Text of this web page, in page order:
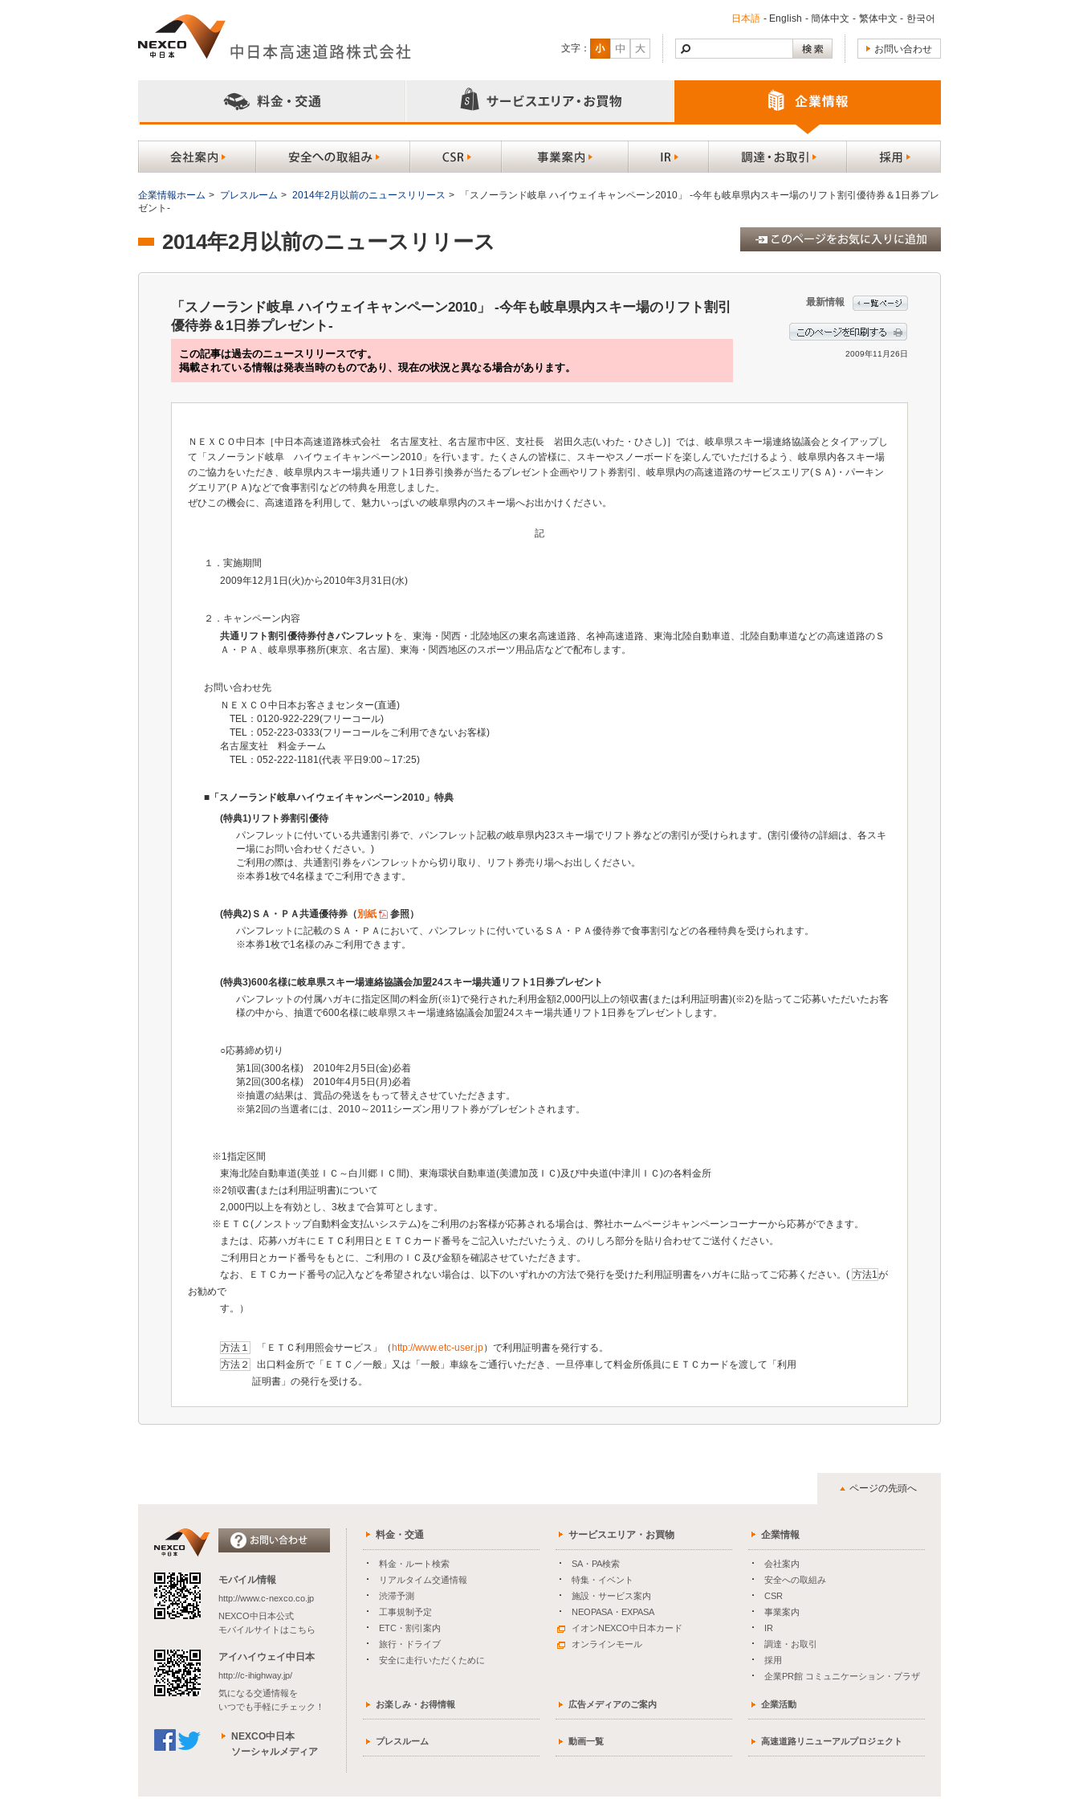
日本語 - English - 簡体中文 - 繁体中文 - 한국어
文字： お問い合わせ
企業情報ホーム > プレスルーム > 2014年2月以前のニュースリリース >
「スノーランド岐阜 ハイウェイキャンペーン2010」 -今年も岐阜県内スキー場のリフト割引優待券＆1日券プレ
ゼント-
2014年2月以前のニュースリリース
「スノーランド岐阜 ハイウェイキャンペーン2010」 -今年も岐阜県内スキー場のリフト割引
優待券＆1日券プレゼント-
この記事は過去のニュースリリースです。
掲載されている情報は発表当時のものであり、現在の状況と異なる場合があります。
最新情報
2009年11月26日
ＮＥＸＣＯ中日本［中日本高速道路株式会社 名古屋支社、名古屋市中区、支社長 岩田久志(いわた・ひさし)］では、岐阜県スキー場連絡協議会とタイアップし
て「スノーランド岐阜 ハイウェイキャンペーン2010」を行います。たくさんの皆様に、スキーやスノーボードを楽しんでいただけるよう、岐阜県内各スキー場
のご協力をいただき、岐阜県内スキー場共通リフト1日券引換券が当たるプレゼント企画やリフト券割引、岐阜県内の高速道路のサービスエリア(ＳＡ)・パーキン
グエリア(ＰＡ)などで食事割引などの特典を用意しました。
ぜひこの機会に、高速道路を利用して、魅力いっぱいの岐阜県内のスキー場へお出かけください。
記
１．実施期間
2009年12月1日(火)から2010年3月31日(水)
２．キャンペーン内容
共通リフト割引優待券付きパンフレット を、東海・関西・北陸地区の東名高速道路、名神高速道路、東海北陸自動車道、北陸自動車道などの高速道路のＳ
Ａ・ＰＡ、岐阜県事務所(東京、名古屋)、東海・関西地区のスポーツ用品店などで配布します。
お問い合わせ先
ＮＥＸＣＯ中日本お客さまセンター(直通)
TEL：0120-922-229(フリーコール)
TEL：052-223-0333(フリーコールをご利用できないお客様)
名古屋支社 料金チーム
TEL：052-222-1181(代表 平日9:00～17:25)
■「スノーランド岐阜ハイウェイキャンペーン2010」特典
(特典1)リフト券割引優待
パンフレットに付いている共通割引券で、パンフレット記載の岐阜県内23スキー場でリフト券などの割引が受けられます。(割引優待の詳細は、各スキ
ー場にお問い合わせください。)
ご利用の際は、共通割引券をパンフレットから切り取り、リフト券売り場へお出しください。
※本券1枚で4名様までご利用できます。
(特典2)ＳＡ・ＰＡ共通優待券（別紙
参照）
パンフレットに記載のＳＡ・ＰＡにおいて、パンフレットに付いているＳＡ・ＰＡ優待券で食事割引などの各種特典を受けられます。
※本券1枚で1名様のみご利用できます。
(特典3)600名様に岐阜県スキー場連絡協議会加盟24スキー場共通リフト1日券プレゼント
パンフレットの付属ハガキに指定区間の料金所(※1)で発行された利用金額2,000円以上の領収書(または利用証明書)(※2)を貼ってご応募いただいたお客
様の中から、抽選で600名様に岐阜県スキー場連絡協議会加盟24スキー場共通リフト1日券をプレゼントします。
○応募締め切り
第1回(300名様) 2010年2月5日(金)必着
第2回(300名様) 2010年4月5日(月)必着
※抽選の結果は、賞品の発送をもって替えさせていただきます。
※第2回の当選者には、2010～2011シーズン用リフト券がプレゼントされます。
※1指定区間
東海北陸自動車道(美並ＩＣ～白川郷ＩＣ間)、東海環状自動車道(美濃加茂ＩＣ)及び中央道(中津川ＩＣ)の各料金所
※2領収書(または利用証明書)について
2,000円以上を有効とし、3枚まで合算可とします。
※ＥＴＣ(ノンストップ自動料金支払いシステム)をご利用のお客様が応募される場合は、弊社ホームページキャンペーンコーナーから応募ができます。
または、応募ハガキにＥＴＣ利用日とＥＴＣカード番号をご記入いただいたうえ、のりしろ部分を貼り合わせてご送付ください。
ご利用日とカード番号をもとに、ご利用のＩＣ及び金額を確認させていただきます。
なお、ＥＴＣカード番号の記入などを希望されない場合は、以下のいずれかの方法で発行を受けた利用証明書をハガキに貼ってご応募ください。( 方法1が
お勧めで
す。）
方法１ 「ＥＴＣ利用照会サービス」（ http://www.etc-user.jp）で利用証明書を発行する。
方法２
出口料金所で「ＥＴＣ／一般」又は「一般」車線をご通行いただき、一旦停車して料金所係員にＥＴＣカードを渡して「利用
証明書」の発行を受ける。
ページの先頭へ
モバイル情報
http://www.c-nexco.co.jp
NEXCO中日本公式
モバイルサイトはこちら
アイハイウェイ中日本
http://c-ihighway.jp/
気になる交通情報を
いつでも手軽にチェック！
NEXCO中日本
ソーシャルメディア
料金・交通
料金・ルート検索
リアルタイム交通情報
渋滞予測
工事規制予定
ETC・割引案内
旅行・ドライブ
安全に走行いただくために
サービスエリア・お買物
SA・PA検索
特集・イベント
施設・サービス案内
NEOPASA・EXPASA
イオンNEXCO中日本カード
オンラインモール
企業情報
会社案内
安全への取組み
CSR
事業案内
IR
調達・お取引
採用
企業PR館 コミュニケーション・プラザ
お楽しみ・お得情報 広告メディアのご案内 企業活動
プレスルーム 動画一覧 高速道路リニューアルプロジェクト